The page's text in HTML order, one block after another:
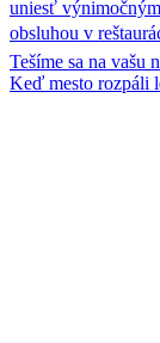
Keď mesto rozpáli